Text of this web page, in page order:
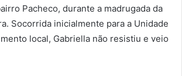
Pacheco, durante a madrugada da
Socorrida inicialmente para a Unidade
local, Gabriella não resistiu e veio